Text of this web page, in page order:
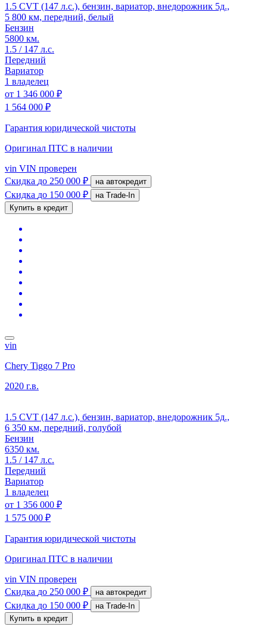
1.5 CVT (147 л.с.), бензин, вариатор, внедорожник 5д.,
5 800 км, передний, белый
Бензин
5800 км.
1.5 / 147 л.с.
Передний
Вариатор
1 владелец
от 1 346 000 ₽
1 564 000 ₽
Гарантия юридической чистоты
Оригинал ПТС в наличии
vin VIN проверен
Скидка до 250 000 ₽ на автокредит
Скидка до 150 000 ₽
на Trade-In
Купить в кредит
vin
Chery Tiggo 7 Pro
2020 г.в.
1.5 CVT (147 л.с.), бензин, вариатор, внедорожник 5д.,
6 350 км, передний, голубой
Бензин
6350 км.
1.5 / 147 л.с.
Передний
Вариатор
1 владелец
от 1 356 000 ₽
1 575 000 ₽
Гарантия юридической чистоты
Оригинал ПТС в наличии
vin VIN проверен
Скидка до 250 000 ₽ на автокредит
Скидка до 150 000 ₽
на Trade-In
Купить в кредит